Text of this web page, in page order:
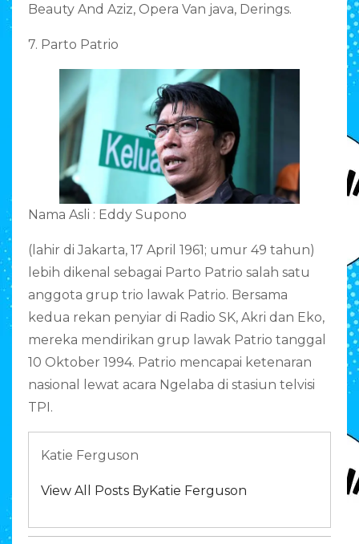
Beauty And Aziz, Opera Van java, Derings.
7. Parto Patrio
Nama Asli : Eddy Supono
(lahir di Jakarta, 17 April 1961; umur 49 tahun)
lebih dikenal sebagai Parto Patrio salah satu
anggota grup trio lawak Patrio. Bersama
kedua rekan penyiar di Radio SK, Akri dan Eko,
mereka mendirikan grup lawak Patrio tanggal
10 Oktober 1994. Patrio mencapai ketenaran
nasional lewat acara Ngelaba di stasiun telvisi
TPI.
Katie Ferguson
View All Posts ByKatie Ferguson